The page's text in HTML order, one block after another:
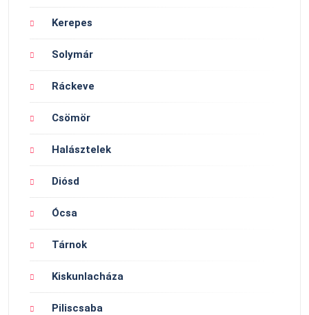
Kerepes
Solymár
Ráckeve
Csömör
Halásztelek
Diósd
Ócsa
Tárnok
Kiskunlacháza
Piliscsaba